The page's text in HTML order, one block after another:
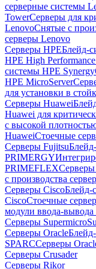
серверные системы
TowerСерверы для
LenovoСнятые с
серверы Lenovo
Серверы HPEБлейд-
HPE High
системы HPE Synergy
HPE MicroServer
для установки в
Серверы Huawei
Huawei для
с высокой
HuaweiСтоечные
Серверы Fujitsu
PRIMERGY
PRIMEFLEXСерверы
с производства
Серверы CiscoБлейд-
CiscoСтоечные
модули ввода-вывода
Серверы Supermicro
Серверы Oracle
SPARCСерверы
Серверы Crusader
Серверы Rikor